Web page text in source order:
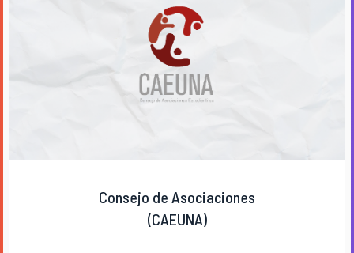
Consejo de Asociaciones
(CAEUNA)